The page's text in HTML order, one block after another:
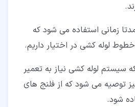
زمانی استفاده می شود که
لوله کشی در اختیار داریم.
سیستم لوله کشی نیاز به تعمیر
توصیه می شود که از فلنج های
شود.